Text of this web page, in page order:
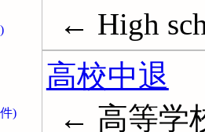
)
← High
高校中退
← 高等学